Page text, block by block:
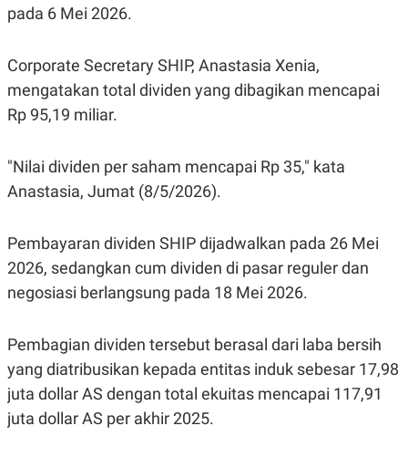
pada 6 Mei 2026.
Corporate Secretary SHIP, Anastasia Xenia,
mengatakan total dividen yang dibagikan mencapai
Rp 95,19 miliar.
"Nilai dividen per saham mencapai Rp 35," kata
Anastasia, Jumat (8/5/2026).
Pembayaran dividen SHIP dijadwalkan pada 26 Mei
2026, sedangkan cum dividen di pasar reguler dan
negosiasi berlangsung pada 18 Mei 2026.
Pembagian dividen tersebut berasal dari laba bersih
yang diatribusikan kepada entitas induk sebesar 17,98
juta dollar AS dengan total ekuitas mencapai 117,91
juta dollar AS per akhir 2025.